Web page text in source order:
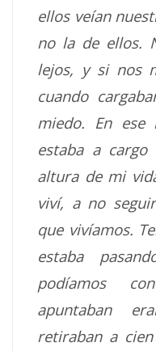
ellos veían
no la de ellos.
lejos, y si nos
cuando
miedo. En ese
estaba a
altura de mi
viví, a no
que vivíamos.
estaba
podíamos
apuntaban
retiraban a